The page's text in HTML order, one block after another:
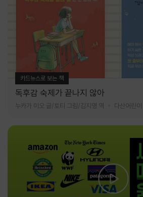
카드뉴스로 보는 책
독후감 숙제가 끝나지 않아
누카가 미오 글/토티 그림/김지영 역 다산어린이